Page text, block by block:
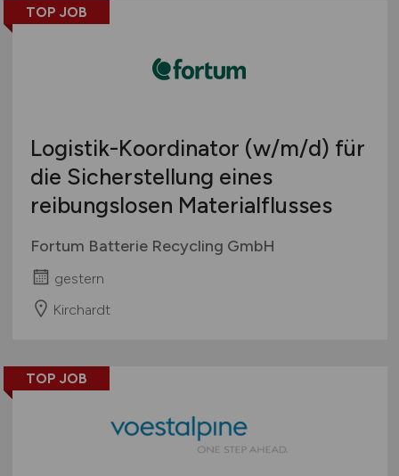
TOP JOB
Logistik-Koordinator (w/m/d) für
die Sicherstellung eines
reibungslosen Materialflusses
Fortum Batterie Recycling GmbH
gestern
Kirchardt
TOP JOB